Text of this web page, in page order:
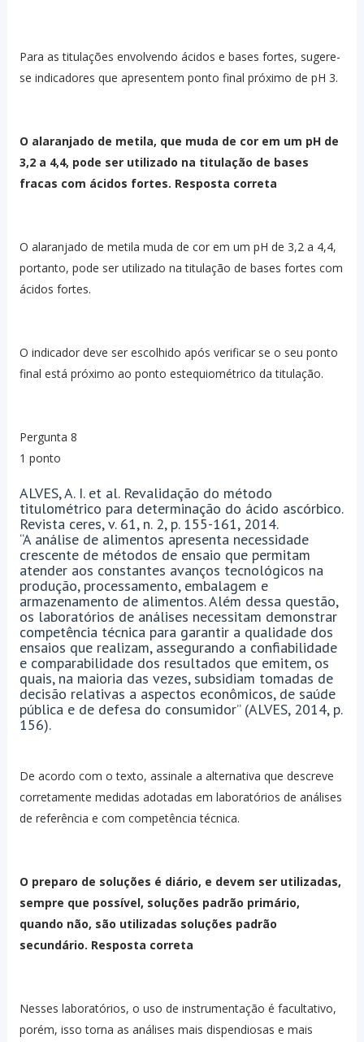
Para as titulações envolvendo ácidos e bases fortes, sugere-
se indicadores que apresentem ponto final próximo de pH 3.
O alaranjado de metila, que muda de cor em um pH de
3,2 a 4,4, pode ser utilizado na titulação de bases
fracas com ácidos fortes. Resposta correta
O alaranjado de metila muda de cor em um pH de 3,2 a 4,4,
portanto, pode ser utilizado na titulação de bases fortes com
ácidos fortes.
O indicador deve ser escolhido após verificar se o seu ponto
final está próximo ao ponto estequiométrico da titulação.
Pergunta 8
1 ponto
ALVES, A. I. et al. Revalidação do método
titulométrico para determinação do ácido ascórbico.
Revista ceres, v. 61, n. 2, p. 155-161, 2014.
“A análise de alimentos apresenta necessidade
crescente de métodos de ensaio que permitam
atender aos constantes avanços tecnológicos na
produção, processamento, embalagem e
armazenamento de alimentos. Além dessa questão,
os laboratórios de análises necessitam demonstrar
competência técnica para garantir a qualidade dos
ensaios que realizam, assegurando a confiabilidade
e comparabilidade dos resultados que emitem, os
quais, na maioria das vezes, subsidiam tomadas de
decisão relativas a aspectos econômicos, de saúde
pública e de defesa do consumidor” (ALVES, 2014, p.
156).
De acordo com o texto, assinale a alternativa que descreve
corretamente medidas adotadas em laboratórios de análises
de referência e com competência técnica.
O preparo de soluções é diário, e devem ser utilizadas,
sempre que possível, soluções padrão primário,
quando não, são utilizadas soluções padrão
secundário. Resposta correta
Nesses laboratórios, o uso de instrumentação é facultativo,
porém, isso torna as análises mais dispendiosas e mais